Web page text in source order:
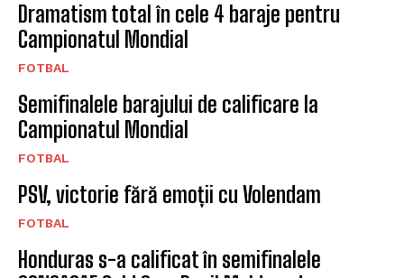
Dramatism total în cele 4 baraje pentru
Campionatul Mondial
FOTBAL
Semifinalele barajului de calificare la
Campionatul Mondial
FOTBAL
PSV, victorie fără emoții cu Volendam
FOTBAL
Honduras s-a calificat în semifinalele